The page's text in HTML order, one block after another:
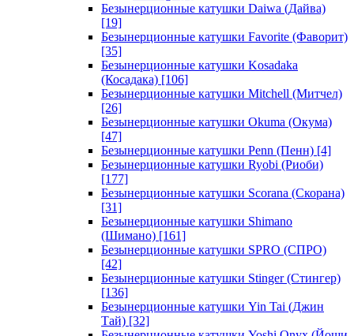
Безынерционные катушки Daiwa (Дайва)
[19]
Безынерционные катушки Favorite (Фаворит)
[35]
Безынерционные катушки Kosadaka
(Косадака) [106]
Безынерционные катушки Mitchell (Митчел)
[26]
Безынерционные катушки Okuma (Окума)
[47]
Безынерционные катушки Penn (Пенн) [4]
Безынерционные катушки Ryobi (Риоби)
[177]
Безынерционные катушки Scorana (Скорана)
[31]
Безынерционные катушки Shimano
(Шимано) [161]
Безынерционные катушки SPRO (СПРО)
[42]
Безынерционные катушки Stinger (Стингер)
[136]
Безынерционные катушки Yin Tai (Джин
Тай) [32]